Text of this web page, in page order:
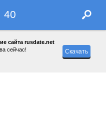
40
сайта rusdate.net
сейчас!
Скачать